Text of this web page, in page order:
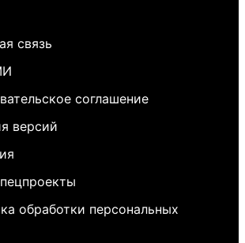
связь
соглашение
версий
обработки персональных